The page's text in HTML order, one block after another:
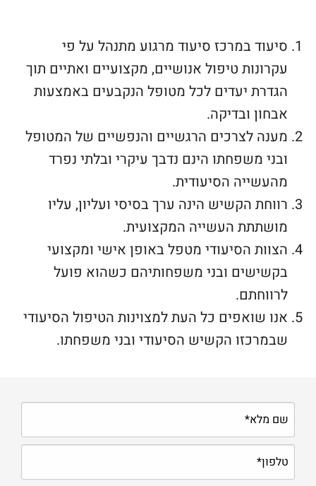
סיעוד במרכז סיעוד מרגוע מתנהל על פי
עקרונות טיפול אנושיים, מקצועיים ואתיים תוך
הגדרת יעדים לכל מטופל הנקבעים באמצעות
אבחון ובדיקה.
מענה לצרכים הרגשיים והנפשיים של המטופל
ובני משפחתו הינם נדבך עיקרי ובלתי נפרד
מהעשייה הסיעודית.
רווחת הקשיש הינה ערך בסיסי ועליון, עליו
מושתתת העשייה המקצועית.
הצוות הסיעודי מטפל באופן אישי ומקצועי
בקשישים ובני משפחותיהם כשהוא פועל
לרווחתם.
אנו שואפים כל העת למצוינות הטיפול הסיעודי
שבמרכזו הקשיש הסיעודי ובני משפחתו.